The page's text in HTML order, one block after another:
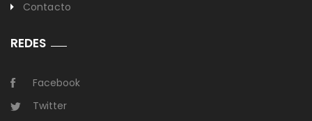
Contacto
REDES
Facebook
Twitter